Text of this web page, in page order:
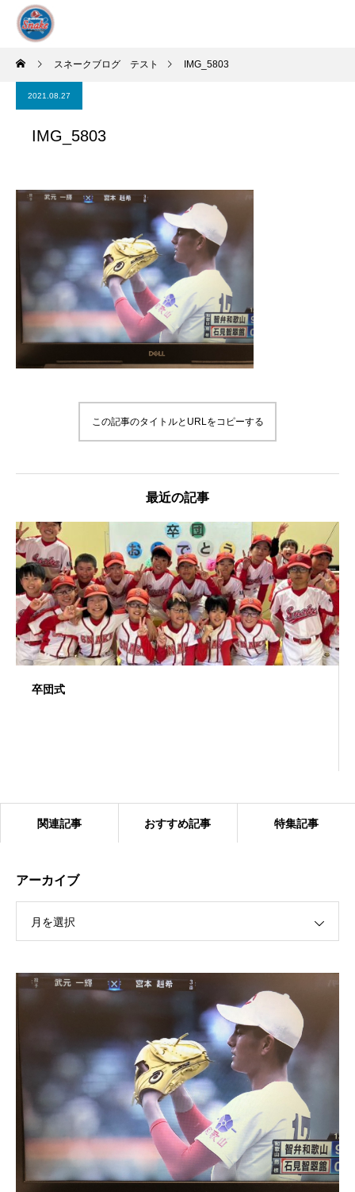
スネークブログ テスト IMG_5803
2021.08.27
IMG_5803
この記事のタイトルとURLをコピーする
最近の記事
卒団式
2024.1.27 ベアーズ合同練習
関連記事 おすすめ記事 特集記事
アーカイブ
月を選択